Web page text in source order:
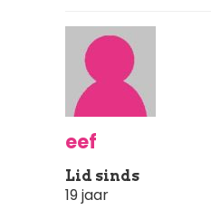
eef
Lid sinds
19 jaar